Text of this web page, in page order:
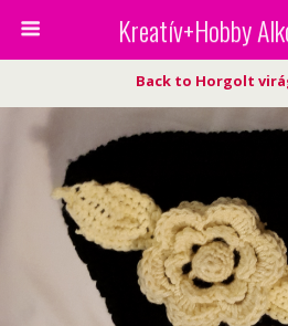
Kreatív+Hobby
Back to Horgolt